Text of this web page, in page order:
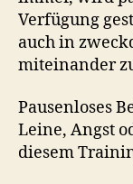
Verfügung
auch in
miteinander
Pausenloses
Leine, Angst
diesem